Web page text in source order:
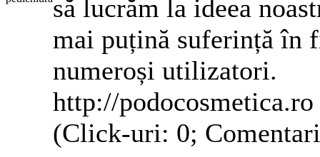
să lucrăm la ideea
mai puțină suferință în
numeroși utilizatori.
http://podocosmetica.ro
(Click-uri: 0;